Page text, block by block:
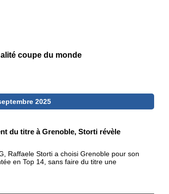
coupe du monde
2025
du titre à Grenoble, Storti révèle
Raffaele Storti a choisi Grenoble pour son
en Top 14, sans faire du titre une